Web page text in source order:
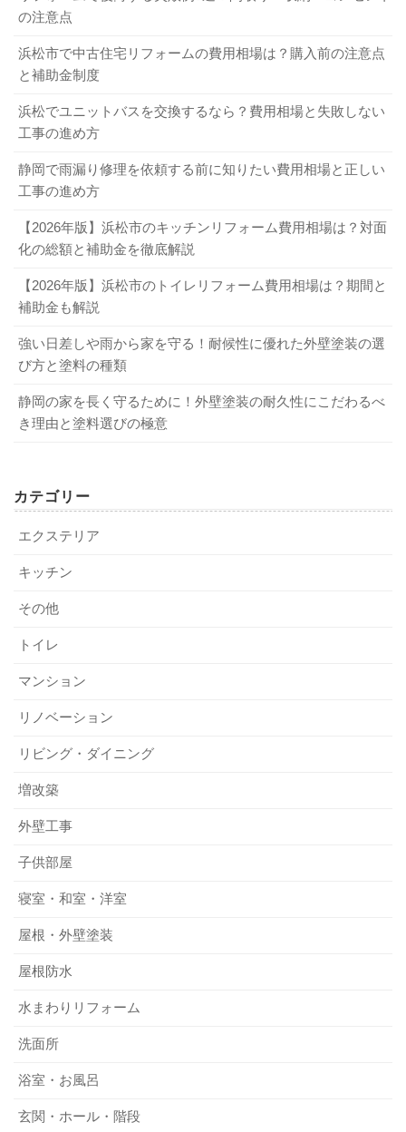
の注意点
浜松市で中古住宅リフォームの費用相場は？購入前の注意点
と補助金制度
浜松でユニットバスを交換するなら？費用相場と失敗しない
工事の進め方
静岡で雨漏り修理を依頼する前に知りたい費用相場と正しい
工事の進め方
【2026年版】浜松市のキッチンリフォーム費用相場は？対面
化の総額と補助金を徹底解説
【2026年版】浜松市のトイレリフォーム費用相場は？期間と
補助金も解説
強い日差しや雨から家を守る！耐候性に優れた外壁塗装の選
び方と塗料の種類
静岡の家を長く守るために！外壁塗装の耐久性にこだわるべ
き理由と塗料選びの極意
カテゴリー
エクステリア
キッチン
その他
トイレ
マンション
リノベーション
リビング・ダイニング
増改築
外壁工事
子供部屋
寝室・和室・洋室
屋根・外壁塗装
屋根防水
水まわりリフォーム
洗面所
浴室・お風呂
玄関・ホール・階段